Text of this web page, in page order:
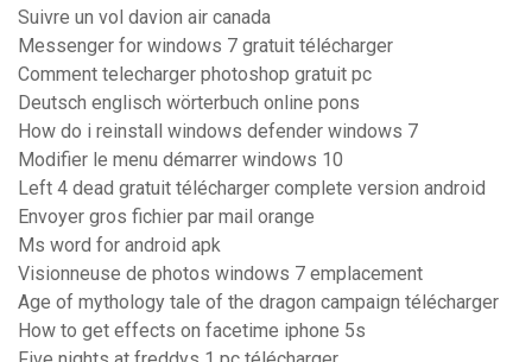
Suivre un vol davion air canada
Messenger for windows 7 gratuit télécharger
Comment telecharger photoshop gratuit pc
Deutsch englisch wörterbuch online pons
How do i reinstall windows defender windows 7
Modifier le menu démarrer windows 10
Left 4 dead gratuit télécharger complete version android
Envoyer gros fichier par mail orange
Ms word for android apk
Visionneuse de photos windows 7 emplacement
Age of mythology tale of the dragon campaign télécharger
How to get effects on facetime iphone 5s